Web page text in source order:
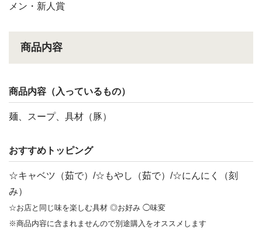
メン・新人賞
商品内容
商品内容（入っているもの）
麺、スープ、具材（豚）
おすすめトッピング
☆キャベツ（茹で）/☆もやし（茹で）/☆にんにく（刻
み）
☆お店と同じ味を楽しむ具材 ◎お好み ◯味変
※商品内容に含まれませんので別途購入をオススメします